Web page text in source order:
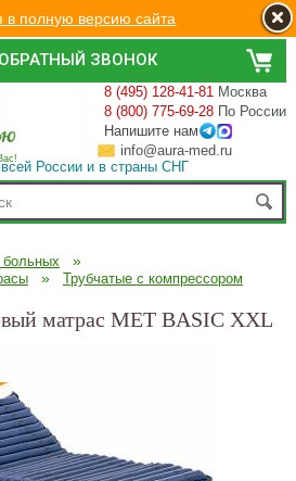
ОБРАТНЫЙ ЗВОНОК
8 (495) 128-41-81 Москва
8 (800) 775-69-28 По России
Напишите нам
info@aura-med.ru
России и в страны СНГ
»
» Трубчатые с компрессором
матрас MET BASIC XXL
в полную версию сайта